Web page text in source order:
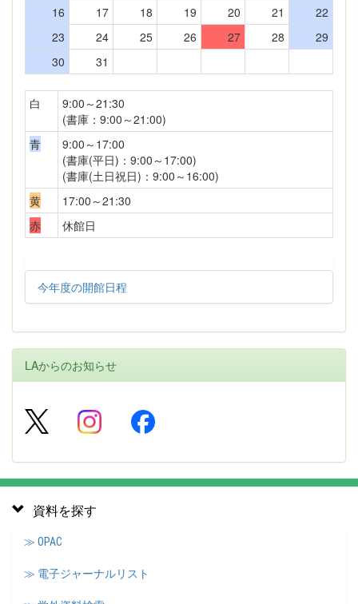
16
17 18 19 20 21
22
23
24 25 26 27 28
29
30
31
白
9:00～21:30
(書庫：9:00～21:00)
青
9:00～17:00
(書庫(平日)：9:00～17:00)
(書庫(土日祝日)：9:00～16:00)
黄
17:00～21:30
赤
休館日
今年度の開館日程
LAからのお知らせ
資料を探す
≫ OPAC
≫ 電子ジャーナルリスト